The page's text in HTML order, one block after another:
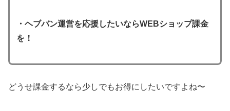
・ヘブバン運営を応援したいならWEBショップ課金
を！
どうせ課金するなら少しでもお得にしたいですよね〜